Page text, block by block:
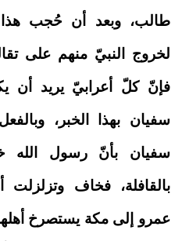
طالب، وبعد أن حُجب
لخروج النبيّ منهم على
فإنّ كلّ أعرابيّ يريد أن
سفيان بهذا الخبر،
سفيان بأنّ رسول الله
بالقافلة، فخاف
عمرو إلى مكة يستصرخ